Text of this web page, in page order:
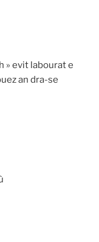
» evit labourat e
an dra-se